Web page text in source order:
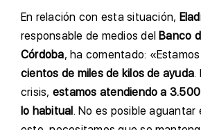
En relación con esta situación,
responsable de medios delBanco
Córdoba, ha comentado: «Estamos
cientos de miles de kilos de ayuda.
crisis, estamos atendiendo a
lo habitual. No es posible aguantar